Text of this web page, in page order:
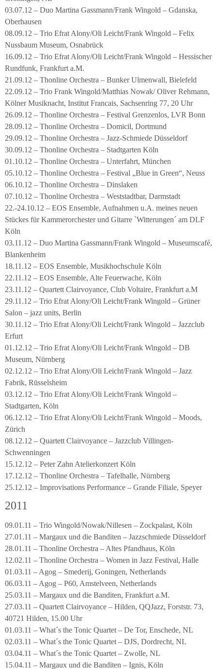
03.07.12 – Duo Martina Gassmann/Frank Wingold – Gdanska,
Oberhausen
08.09.12 – Trio Efrat Alony/Oli Leicht/Frank Wingold – Felix
Nussbaum Museum, Osnabrück
16.09.12 – Trio Efrat Alony/Oli Leicht/Frank Wingold – Hessischer
Rundfunk, Frankfurt a.M.
21.09.12 – Thonline Orchestra – Bunker Ulmenwall, Bielefeld
22.09.12 – Trio Frank Wingold/Matthias Nowak/ Oliver Rehmann,
Kölner Musiknacht, Institut Francais, Sachsenring 77, 20 Uhr
26.09.12 – Thonline Orchestra – Festival Grenzenlos, LVR Bonn
28.09.12 – Thonline Orchestra – Domicil, Dortmund
29.09.12 – Thonline Orchestra – Jazz-Schmiede Düsseldorf
30.09.12 – Thonline Orchestra – Stadtgarten Köln
01.10.12 – Thonline Orchestra – Unterfahrt, München
05.10.12 – Thonline Orchestra – Festival „Blue in Green“, Neuss
06.10.12 – Thonline Orchestra – Dinslaken
07.10.12 – Thonline Orchestra – Weststadtbar, Darmstadt
22.-24.10.12 – EOS Ensemble, Aufnahmen u.A. meines neuen
Stückes für Kammerorchester und Gitarre `Witterungen´ am DLF
Köln
03.11.12 – Duo Martina Gassmann/Frank Wingold – Museumscafé,
Blankenheim
18.11.12 – EOS Ensemble, Musikhochschule Köln
22.11.12 – EOS Ensemble, Alte Feuerwache, Köln
23.11.12 – Quartett Clairvoyance, Club Voltaire, Frankfurt a.M
29.11.12 – Trio Efrat Alony/Oli Leicht/Frank Wingold – Grüner
Salon – jazz units, Berlin
30.11.12 – Trio Efrat Alony/Oli Leicht/Frank Wingold – Jazzclub
Erfurt
01.12.12 – Trio Efrat Alony/Oli Leicht/Frank Wingold – DB
Museum, Nürnberg
02.12.12 – Trio Efrat Alony/Oli Leicht/Frank Wingold – Jazz
Fabrik, Rüsselsheim
03.12.12 – Trio Efrat Alony/Oli Leicht/Frank Wingold –
Stadtgarten, Köln
06.12.12 – Trio Efrat Alony/Oli Leicht/Frank Wingold – Moods,
Zürich
08.12.12 – Quartett Clairvoyance – Jazzclub Villingen-
Schwenningen
15.12.12 – Peter Zahn Atelierkonzert Köln
17.12.12 – Thonline Orchestra – Tafelhalle, Nürnberg
25.12.12 – Improvisations Performance – Grande Filiale, Speyer
2011
09.01.11 – Trio Wingold/Nowak/Nillesen – Zockpalast, Köln
27.01.11 – Margaux und die Banditen – Jazzschmiede Düsseldorf
28.01.11 – Thonline Orchestra – Altes Pfandhaus, Köln
12.02.11 – Thonline Orchestra – Women in Jazz Festival, Halle
01.03.11 – Agog – Smederij, Goningen, Netherlands
06.03.11 – Agog – P60, Amstelveen, Netherlands
25.03.11 – Margaux und die Banditen, Frankfurt a.M.
27.03.11 – Quartett Clairvoyance – Hilden, QQJazz, Forststr. 73,
40721 Hilden, 15.00 Uhr
01.03.11 – What´s the Tonic Quartet – De Tor, Enschede, NL
02.03.11 – What´s the Tonic Quartet – DJS, Dordrecht, NL
03.04.11 – What´s the Tonic Quartet – Zwolle, NL
15.04.11 – Margaux und die Banditen – Ignis, Köln